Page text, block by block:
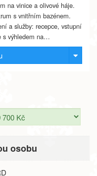
na vinice a olivové háje.
s vnitřním bazénem.
a služby: recepce, vstupní
s výhledem na…
osobu